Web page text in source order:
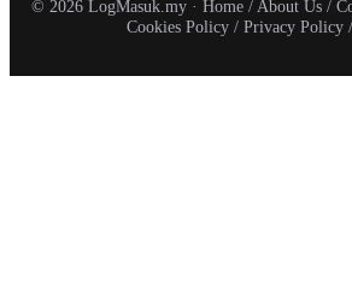
© 2026 LogMasuk.my · Home /About Us /
Cookies Policy / Privacy Policy /